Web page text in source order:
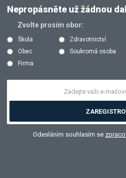
Nepropásněte už žádnou
Zvolte prosím obor:
Škola
Zdravotnictví
Obec
Soukromá osoba
Firma
Odesláním souhlasím se